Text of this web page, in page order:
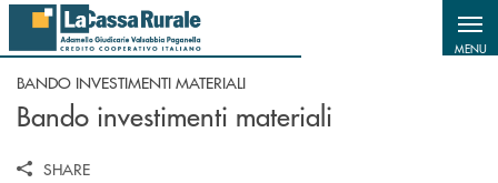
Salta al contenuto principale
MENU
BANDO INVESTIMENTI MATERIALI
Bando investimenti materiali
SHARE